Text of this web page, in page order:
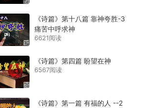
《诗篇》第十八篇 靠神夸胜-3
痛苦中呼求神
6621阅读
《诗篇》第四篇 盼望在神
6567阅读
《诗篇》第一篇 有福的人 --2